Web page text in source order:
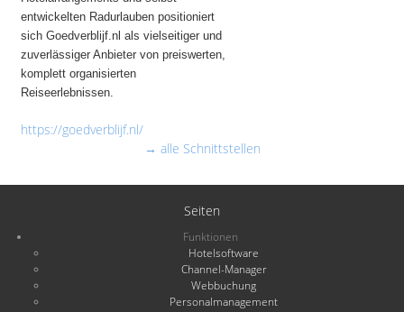
entwickelten Radurlauben positioniert
sich Goedverblijf.nl als vielseitiger und
zuverlässiger Anbieter von preiswerten,
komplett organisierten
Reiseerlebnissen.
https://goedverblijf.nl/
→ alle Schnittstellen
Seiten
Funktionen
Hotelsoftware
Channel-Manager
Webbuchung
Personalmanagement